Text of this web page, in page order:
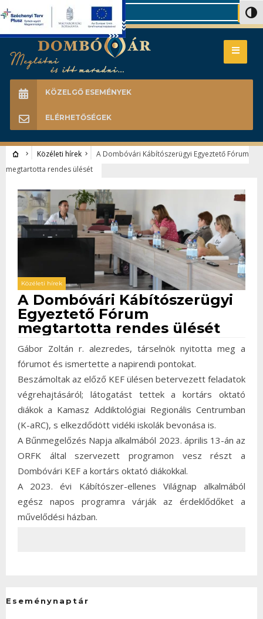
Search
KÖZELGŐ ESEMÉNYEK
ELÉRHETŐSÉGEK
Közéleti hírek
A Dombóvári Kábítószerügyi Egyeztető Fórum
megtartotta rendes ülését
Közéleti hírek
A Dombóvári Kábítószerügyi
Egyeztető Fórum
megtartotta rendes ülését
Gábor Zoltán r. alezredes, társelnök nyitotta meg a
fórumot és ismertette a napirendi pontokat.
Beszámoltak az előző KEF ülésen betervezett feladatok
végrehajtásáról; látogatást tettek a kortárs oktató
diákok a Kamasz Addiktológiai Regionális Centrumban
(K-aRC), s elkezdődött vidéki iskolák bevonása is.
A Bűnmegelőzés Napja alkalmából 2023. április 13-án az
ORFK által szervezett programon vesz részt a
Dombóvári KEF a kortárs oktató diákokkal.
A 2023. évi Kábítószer-ellenes Világnap alkalmából
egész napos programra várják az érdeklődőket a
művelődési házban.
Eseménynaptár